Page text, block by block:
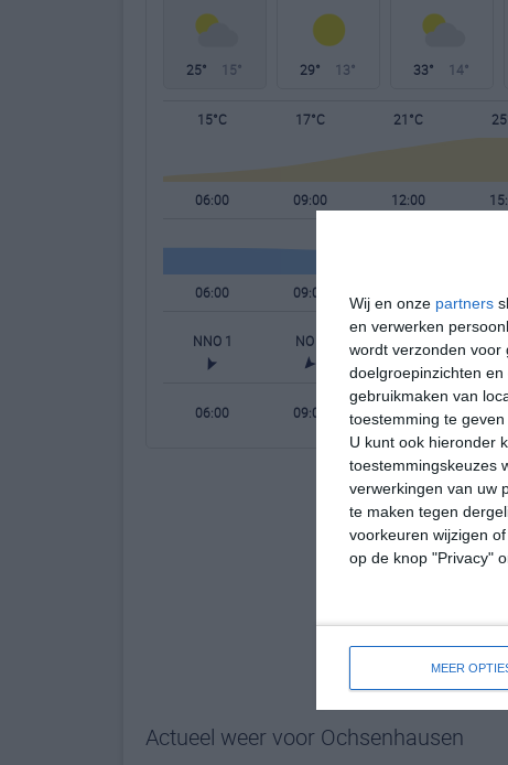
Wij en onze partners
en verwerken
wordt verzonden voor
doelgroepinzichten en
gebruikmaken van
toestemming te
U kunt ook hieronder
toestemmingskeuzes
verwerkingen van uw
te maken tegen
voorkeuren wijzigen
op de knop "Privacy"
MEER
25° 15° 29° 13° 33° 14°
15°C 17°C 21°C
06:00 09:00 12:00
06:00 09:00
NNO 1 NO 2
06:00 09:00 12:00
Actueel weer voor Ochsenhausen